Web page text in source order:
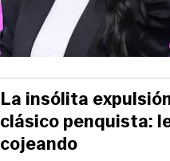
La insólita
clásico penquista:
cojeando